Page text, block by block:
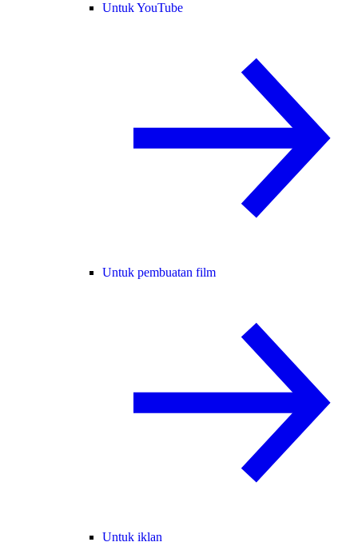
Untuk YouTube
Untuk pembuatan film
Untuk iklan